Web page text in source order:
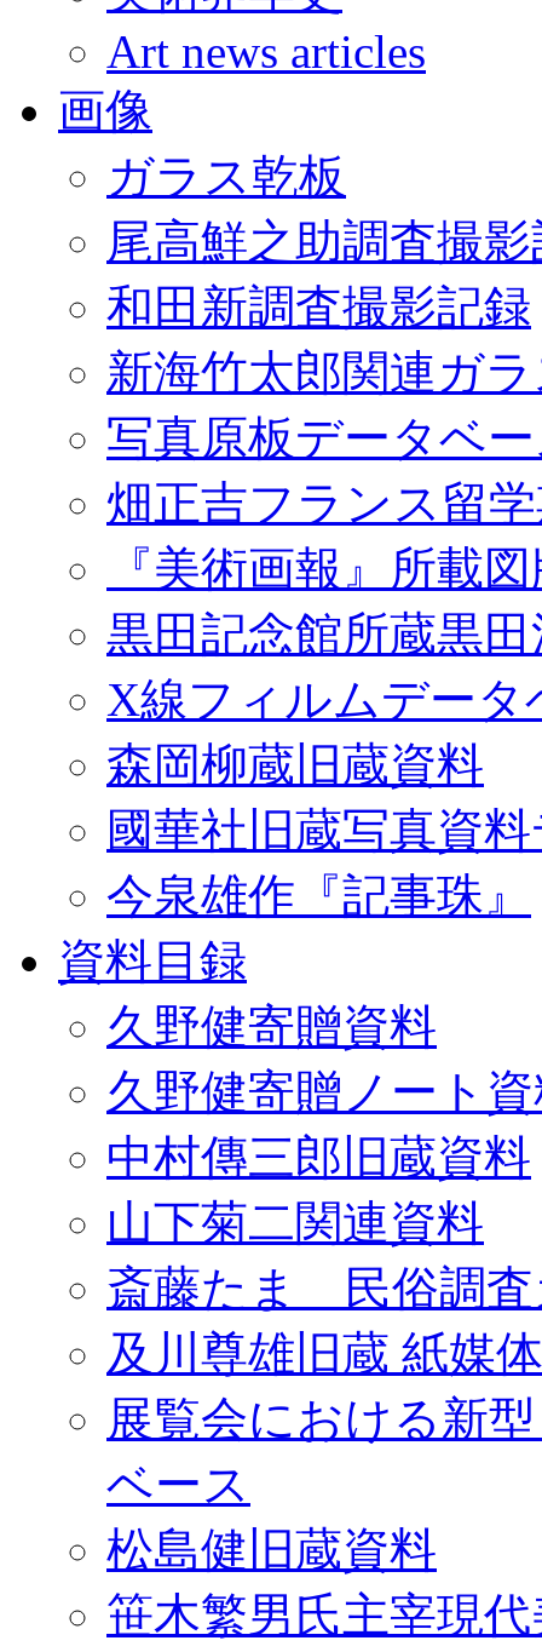
Art news articles
画像
ガラス乾板
尾高鮮之助調査撮
和田新調査撮影記録
新海竹太郎関連ガ
写真原板データベ
畑正吉フランス留
『美術画報』所載
黒田記念館所蔵黒
X線フィルムデータ
森岡柳蔵旧蔵資料
國華社旧蔵写真資
今泉雄作『記事珠』
資料目録
久野健寄贈資料
久野健寄贈ノート
中村傳三郎旧蔵資料
山下菊二関連資料
斎藤たま 民俗調査
及川尊雄旧蔵 紙媒
展覧会における新
ベース
松島健旧蔵資料
笹木繁男氏主宰現